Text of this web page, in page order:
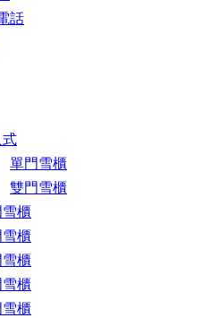
話
式
單門雪櫃
雙門雪櫃
櫃
櫃
雪櫃
雪櫃
雪櫃